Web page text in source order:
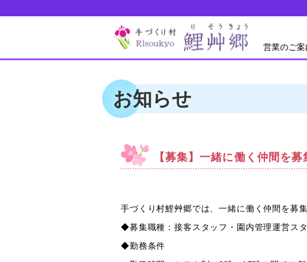
営業のご案
お知らせ
【募集】一緒に働く仲間を募
手づくり村鯉艸郷では、一緒に働く仲間を募
◆募集職種：接客スタッフ・園内管理運営ス
◆勤務条件